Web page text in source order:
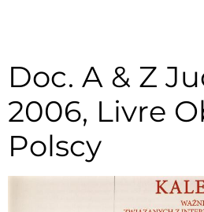
Doc. A & Z
2006, Livre
Polscy